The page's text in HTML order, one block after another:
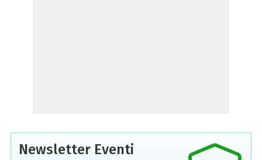
Newsletter Eventi